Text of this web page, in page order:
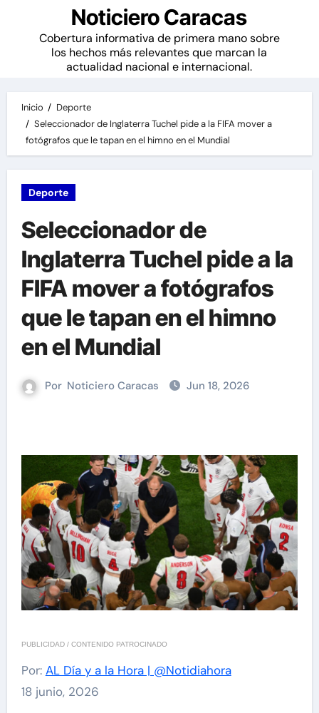
Noticiero Caracas
Cobertura informativa de primera mano sobre
los hechos más relevantes que marcan la
actualidad nacional e internacional.
Inicio
Deporte
Seleccionador de Inglaterra Tuchel pide a la FIFA mover a
fotógrafos que le tapan en el himno en el Mundial
Deporte
Seleccionador de
Inglaterra Tuchel pide a la
FIFA mover a fotógrafos
que le tapan en el himno
en el Mundial
Por Noticiero Caracas Jun 18, 2026
PUBLICIDAD / CONTENIDO PATROCINADO
Por: AL Día y a la Hora | @Notidiahora
18 junio, 2026